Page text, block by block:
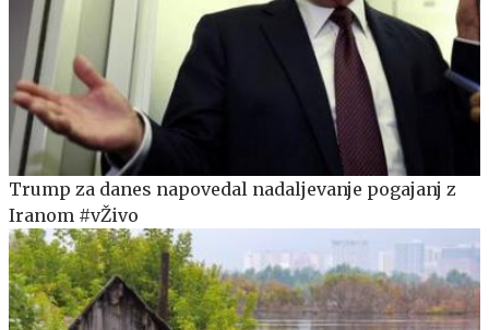
Trump za danes napovedal nadaljevanje pogajanj z
Iranom #vŽivo